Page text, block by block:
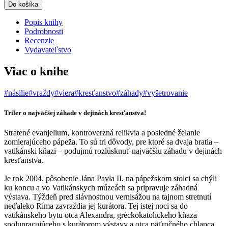
Do košíka
Popis knihy
Podrobnosti
Recenzie
Vydavateľstvo
Viac o knihe
#násilie#vraždy#viera#kresťanstvo#záhady#vyšetrovanie
Triler o najväčšej záhade v dejinách kresťanstva!
Stratené evanjelium, kontroverzná relikvia a posledné želanie
zomierajúceho pápeža. To sú tri dôvody, pre ktoré sa dvaja bratia –
vatikánski kňazi – podujmú rozlúsknuť najväčšiu záhadu v dejinách
kresťanstva.
Je rok 2004, pôsobenie Jána Pavla II. na pápežskom stolci sa chýli
ku koncu a vo Vatikánskych múzeách sa pripravuje záhadná
výstava. Týždeň pred slávnostnou vernisážou na tajnom stretnutí
neďaleko Ríma zavraždia jej kurátora. Tej istej noci sa do
vatikánskeho bytu otca Alexandra, gréckokatolíckeho kňaza